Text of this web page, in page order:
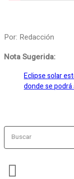
Por: Redacción
Nota Sugerida:
Eclipse solar
donde se podrá
Buscar